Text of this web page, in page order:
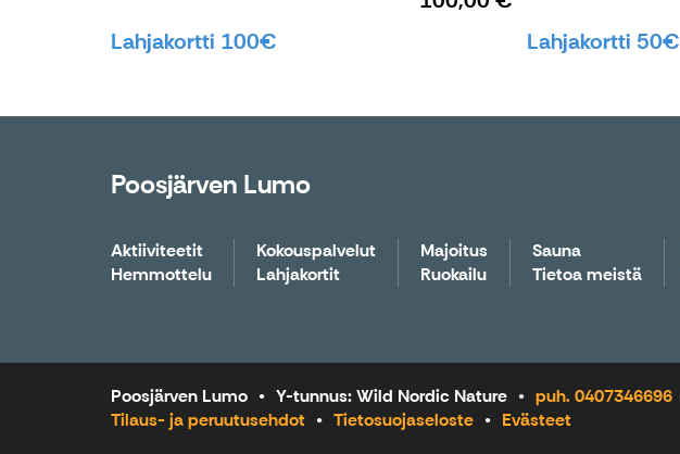
Lahjakortti 100€
Lahjakortti 50€
Poosjärven Lumo
Aktiiviteetit
Hemmottelu
Kokouspalvelut
Lahjakortit
Majoitus
Ruokailu
Sauna
Tietoa meistä
Poosjärven Lumo Y-tunnus: Wild Nordic Nature puh. 0407346696
Tilaus- ja peruutusehdot
Tietosuojaseloste Evästeet